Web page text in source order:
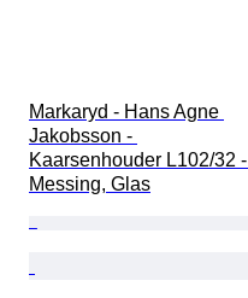
Markaryd - Hans Agne
Jakobsson -
Kaarsenhouder L102/32 -
Messing, Glas